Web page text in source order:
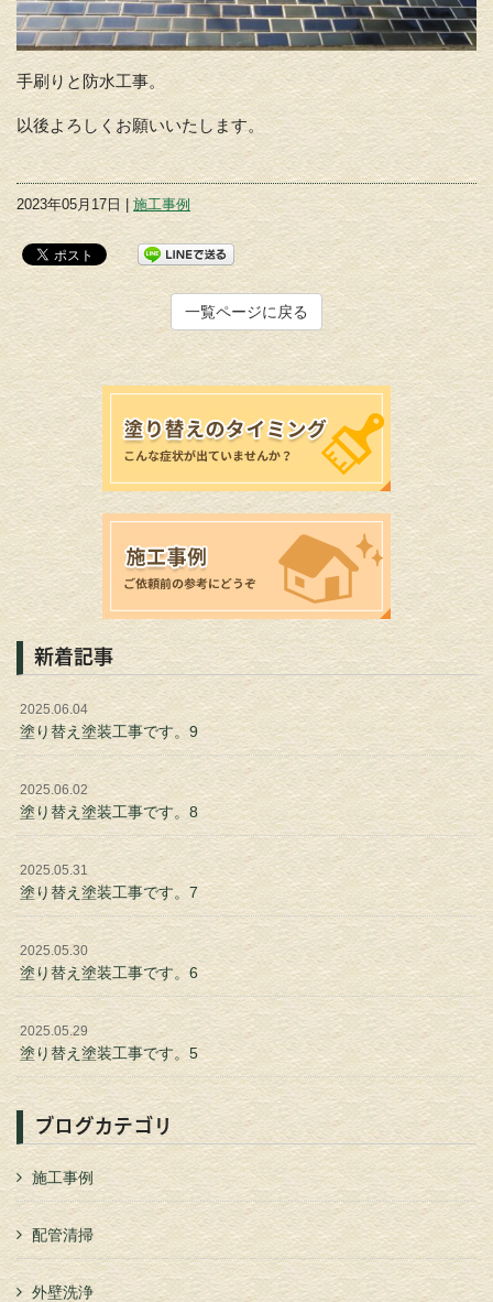
手刷りと防水工事。
以後よろしくお願いいたします。
2023年05月17日 | 施工事例
一覧ページに戻る
新着記事
2025.06.04
塗り替え塗装工事です。9
2025.06.02
塗り替え塗装工事です。8
2025.05.31
塗り替え塗装工事です。7
2025.05.30
塗り替え塗装工事です。6
2025.05.29
塗り替え塗装工事です。5
ブログカテゴリ
施工事例
配管清掃
外壁洗浄